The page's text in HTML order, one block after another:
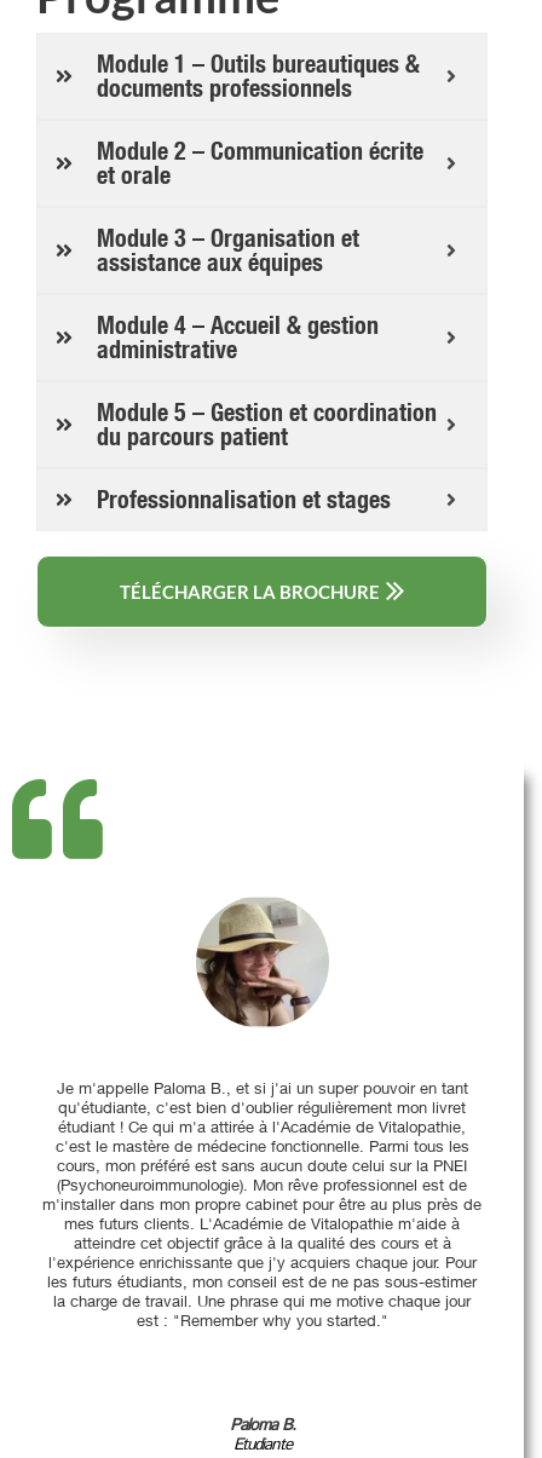
Module 1 – Outils bureautiques &
documents professionnels
Module 2 – Communication écrite
et orale
Module 3 – Organisation et
assistance aux équipes
Module 4 – Accueil & gestion
administrative
Module 5 – Gestion et coordination
du parcours patient
Professionnalisation et stages
TÉLÉCHARGER LA BROCHURE
Je m'appelle Paloma B., et si j'ai un super pouvoir en tant
qu'étudiante, c'est bien d'oublier régulièrement mon livret
étudiant ! Ce qui m'a attirée à l'Académie de Vitalopathie,
c'est le mastère de médecine fonctionnelle. Parmi tous les
cours, mon préféré est sans aucun doute celui sur la PNEI
(Psychoneuroimmunologie). Mon rêve professionnel est de
m'installer dans mon propre cabinet pour être au plus près de
mes futurs clients. L'Académie de Vitalopathie m'aide à
atteindre cet objectif grâce à la qualité des cours et à
l'expérience enrichissante que j'y acquiers chaque jour. Pour
les futurs étudiants, mon conseil est de ne pas sous-estimer
la charge de travail. Une phrase qui me motive chaque jour
est : "Remember why you started."
Paloma B.
Etudiante